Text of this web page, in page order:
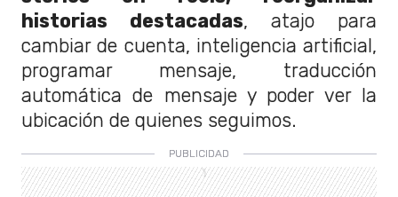
historias destacadas, atajo para
cambiar de cuenta, inteligencia artificial,
programar mensaje, traducción
automática de mensaje y poder ver la
ubicación de quienes seguimos.